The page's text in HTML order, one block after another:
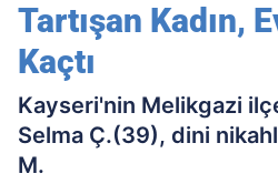
Tartışan Kadın,
Kaçtı
Kayseri'nin Melikgazi
Selma Ç.(39), dini
M.